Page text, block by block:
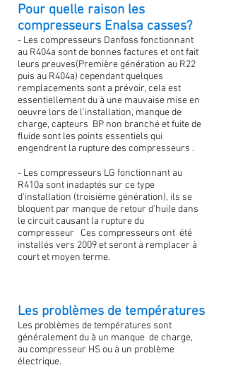
Pour quelle raison les
compresseurs Enalsa casses?
- Les compresseurs Danfoss fonctionnant
au R404a sont de bonnes factures et ont fait
leurs preuves(Première génération au R22
puis au R404a) cependant quelques
remplacements sont a prévoir, cela est
essentiellement du à une mauvaise mise en
oeuvre lors de l'installation, manque de
charge, capteurs BP non branché et fuite de
fluide sont les points essentiels qui
engendrent la rupture des compresseurs .
- Les compresseurs LG fonctionnant au
R410a sont inadaptés sur ce type
d'installation (troisième génération), ils se
bloquent par manque de retour d'huile dans
le circuit causant la rupture du
compresseur Ces compresseurs ont été
installés vers 2009 et seront à remplacer à
court et moyen terme.
Les problèmes de températures
Les problèmes de températures sont
généralement du à un manque de charge,
au compresseur HS ou à un problème
électrique.